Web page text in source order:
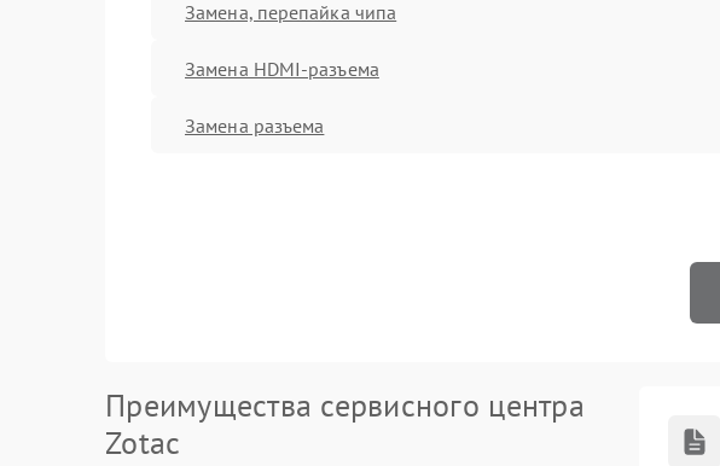
Замена, перепайка чипа
Замена HDMI-разъема
Замена разъема
Преимущества сервисного центра
Zotac